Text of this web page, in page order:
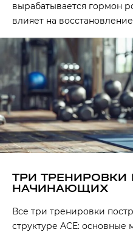
вырабатывается гормон
влияет на
ТРИ ТРЕНИРОВКИ
НАЧИНАЮЩИХ
Все три тренировки
структуре ACE: